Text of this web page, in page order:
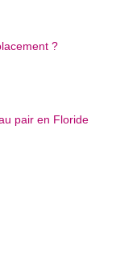
?
pair en Floride